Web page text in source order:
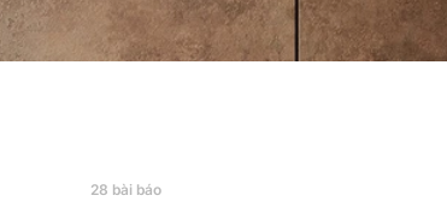
28 bài báo